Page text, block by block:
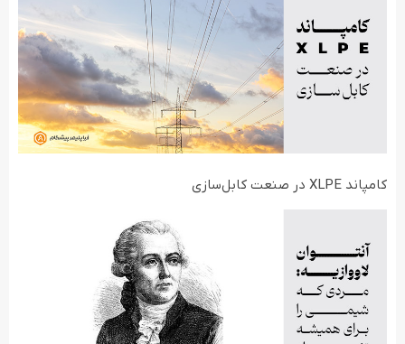
کامپاند XLPE در صنعت کابل‌سازی